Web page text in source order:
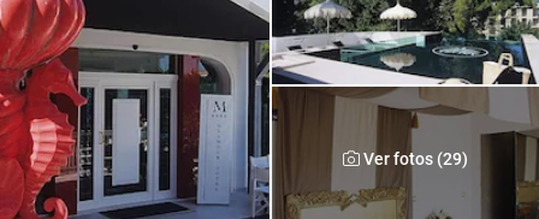
Ver fotos (29)